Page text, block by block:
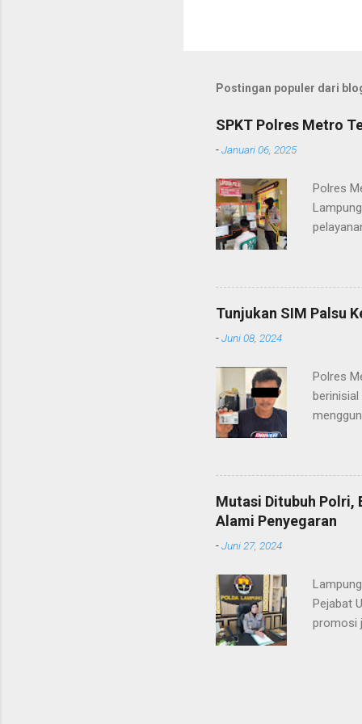
Postingan populer dari
SPKT Polres Metro
-Januari 06, 2025
Polres
Heri
pidana,
Tunjukan SIM Palsu
-Juni 08, 2024
Polres
berinisial
dari
Mutasi Ditubuh Polri,
Alami Penyegaran
-Juni 27, 2024
Pejabat
promosi
yang